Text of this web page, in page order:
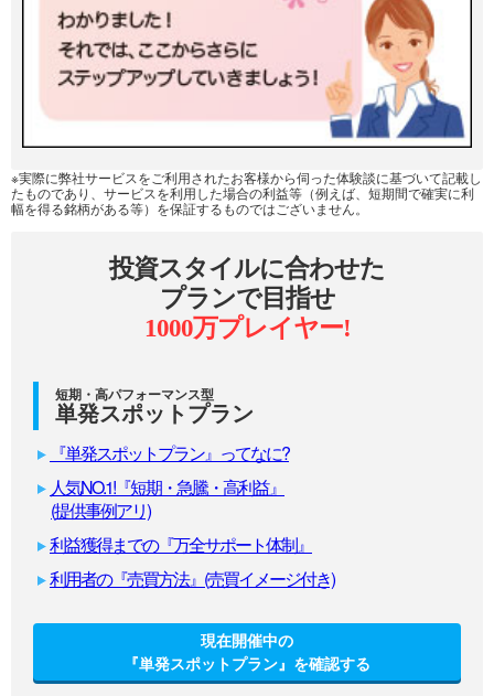
※実際に弊社サービスをご利用されたお客様から伺った体験談に基づいて記載し
たものであり、サービスを利用した場合の利益等（例えば、短期間で確実に利
幅を得る銘柄がある等）を保証するものではございません。
投資スタイルに合わせた
プランで目指せ
1000万プレイヤー!
短期・高パフォーマンス型
単発スポットプラン
『単発スポットプラン』ってなに?
人気NO.1!『短期・急騰・高利益』
(提供事例アリ)
利益獲得までの『万全サポート体制』
利用者の『売買方法』(売買イメージ付き)
現在開催中の
『単発スポットプラン』を確認する